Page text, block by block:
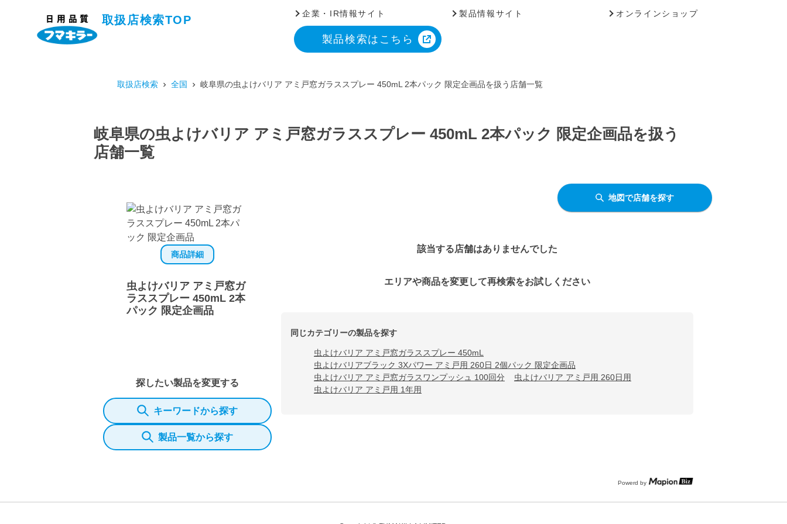
取扱店検索TOP
企業・IR情報サイト 製品情報サイト オンラインショップ
製品検索はこちら
取扱店検索 全国 岐阜県の虫よけバリア アミ戸窓ガラススプレー 450mL 2本パック 限定企画品を扱う店舗一覧
岐阜県の虫よけバリア アミ戸窓ガラススプレー 450mL 2本パック 限定企画品を扱う
店舗一覧
商品詳細
虫よけバリア アミ戸窓ガ
ラススプレー 450mL 2本
パック 限定企画品
探したい製品を変更する
キーワードから探す
製品一覧から探す
地図で店舗を探す
該当する店舗はありませんでした
エリアや商品を変更して再検索をお試しください
同じカテゴリーの製品を探す
虫よけバリア アミ戸窓ガラススプレー 450mL
虫よけバリアブラック 3Xパワー アミ戸用 260日 2個パック 限定企画品
虫よけバリア アミ戸窓ガラスワンプッシュ 100回分
虫よけバリア アミ戸用 260日用
虫よけバリア アミ戸用 1年用
Powerd by